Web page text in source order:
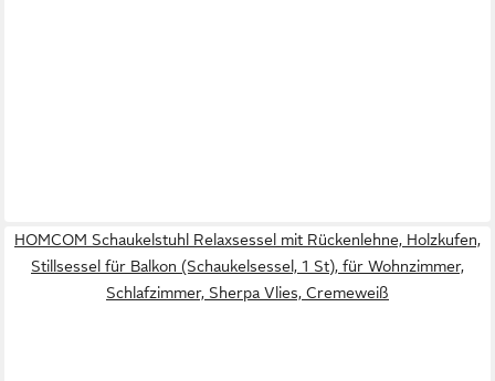
HOMCOM Schaukelstuhl Relaxsessel mit Rückenlehne, Holzkufen,
Stillsessel für Balkon (Schaukelsessel, 1 St), für Wohnzimmer,
Schlafzimmer, Sherpa Vlies, Cremeweiß